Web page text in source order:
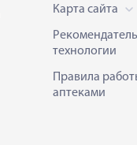
Карта сайта
технологии
Правила
аптеками